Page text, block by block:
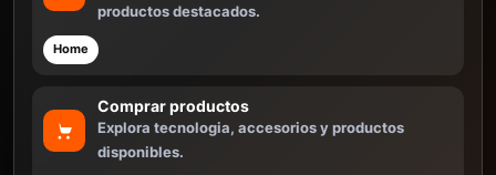
productos destacados.
Home
Comprar productos
Explora tecnologia, accesorios y productos
disponibles.